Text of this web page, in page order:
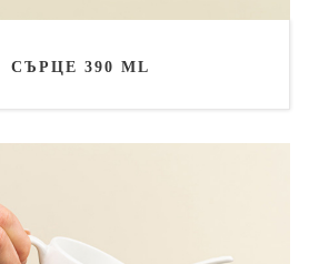
СЪРЦЕ 390 ML